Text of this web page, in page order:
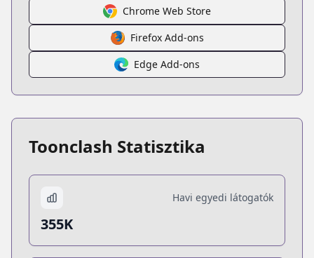
Chrome Web Store
Firefox Add-ons
Edge Add-ons
Toonclash Statisztika
Havi egyedi látogatók
355K